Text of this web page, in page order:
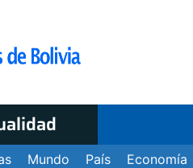
Mundo País Economía